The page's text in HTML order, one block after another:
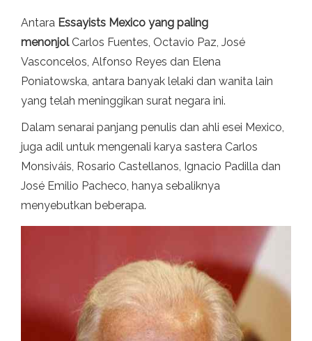
Antara Essayists Mexico yang paling
menonjolCarlos Fuentes, Octavio Paz, José
Vasconcelos, Alfonso Reyes dan Elena
Poniatowska, antara banyak lelaki dan wanita lain
yang telah meninggikan surat negara ini.
Dalam senarai panjang penulis dan ahli esei Mexico,
juga adil untuk mengenali karya sastera Carlos
Monsiváis, Rosario Castellanos, Ignacio Padilla dan
José Emilio Pacheco, hanya sebaliknya
menyebutkan beberapa.